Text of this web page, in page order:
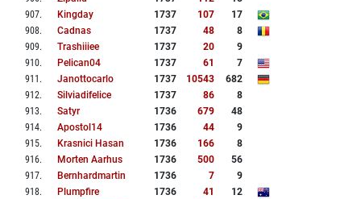
907. Kingday 1737 107
17
908. Cadnas 1737 48
8
909. Trashiiiee 1737 20
9
910. Pelican04 1737 61
7
911 . Janottocarlo 1737 10543
682
912. Silviadifelice 1737 86
8
913. Satyr 1736 679
48
914. Apostol14 1736 44
9
915. Krasnici Hasan 1736 166
8
916. Morten Aarhus 1736 500
56
917. Bernhardmartin 1736 7
9
918. Plumpfire 1736 41
12